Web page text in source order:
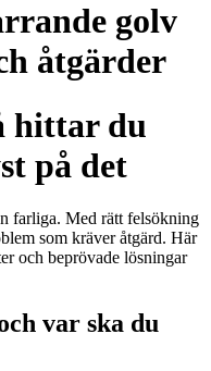
golv
åtgärder
hittar du
på det
farliga. Med rätt felsökning
som kräver åtgärd. Här
och beprövade lösningar
var ska du